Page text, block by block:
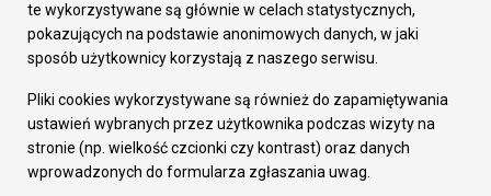
Szkoła Podstawowa nr 11 otrzymała 70 tys. zł
dofinansowania z Wojewódzkiego Funduszu
Ochrony Środowiska i Gospodarki Wodnej w
Katowicach.
te wykorzystywane są głównie w celach statystycznych,
pokazujących na podstawie anonimowych danych, w jaki
sposób użytkownicy korzystają z naszego serwisu.
Pliki cookies wykorzystywane są również do zapamiętywania
ustawień wybranych przez użytkownika podczas wizyty na
stronie (np. wielkość czcionki czy kontrast) oraz danych
wprowadzonych do formularza zgłaszania uwag.